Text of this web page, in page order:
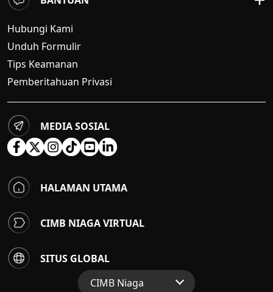
Hubungi Kami
Unduh Formulir
Tips Keamanan
Pemberitahuan Privasi
MEDIA SOSIAL
HALAMAN UTAMA
CIMB NIAGA VIRTUAL
SITUS GLOBAL
CIMB Niaga